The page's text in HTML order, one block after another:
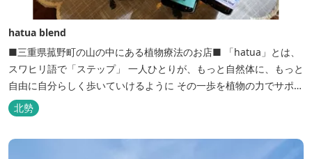
hatua blend
■三重県菰野町の山の中にある植物療法のお店■ 「hatua」とは、
スワヒリ語で「ステップ」 一人ひとりが、もっと自然体に、もっと
自由に自分らしく歩いていけるように その一歩を植物の力でサポー
トしたいという思いから生まれたお店。 黄土スチームよもぎ蒸しや
アロマの調合、季節の養生講座、アロマ講座、腸活講座、ワークシ
ョップ、イベント出店 植物を通して身体と心を整えよう！をテーマ
北勢